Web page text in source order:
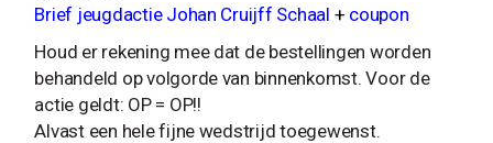
Brief jeugdactie Johan Cruijff Schaal + coupon
Houd er rekening mee dat de bestellingen worden
behandeld op volgorde van binnenkomst. Voor de
actie geldt: OP = OP!!
Alvast een hele fijne wedstrijd toegewenst.